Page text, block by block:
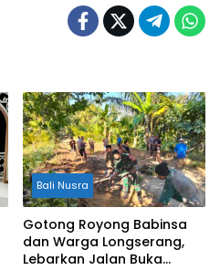
Bali Nusra
Gotong Royong Babinsa
dan Warga Longserang,
Lebarkan Jalan Buka